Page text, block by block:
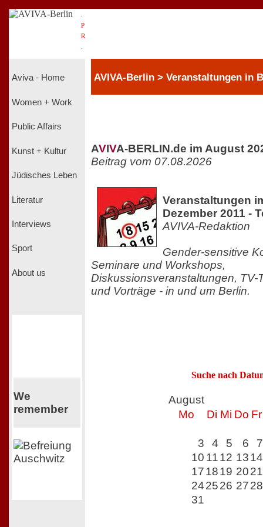
P
R
Aviva - Home
Women + Work
Public Affairs
Kunst + Kultur
Jüdisches Leben
Literatur
Interviews
Sport
About us
We
remember
AVIVA-Berlin > Veranstaltungen in
AVIVA-BERLIN.de im August
Beitrag vom 07.08.2026
Veranstaltungen
Dezember 2011 -
AVIVA-Redaktion
Gender-sensitive
Seminare und Workshops,
Diskussionsveranstaltungen, TV-
und Vorträge - in und um Berlin.
Suche nach
August
Mo
Di Mi Do Fr
3 4 5 6
7
10 1112 1314
171819 2021
242526 2728
31